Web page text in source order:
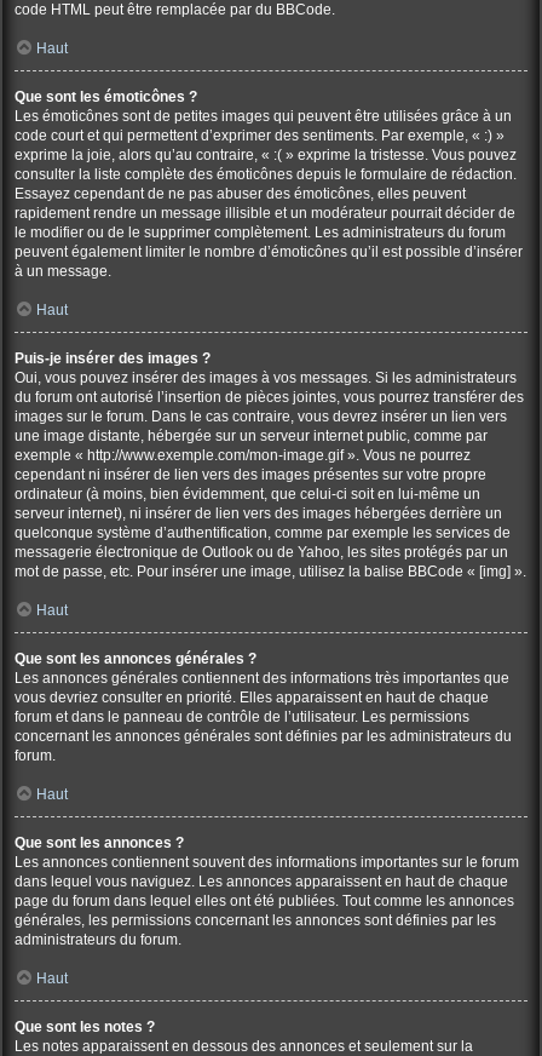
code HTML peut être remplacée par du BBCode.
Haut
Que sont les émoticônes ?
Les émoticônes sont de petites images qui peuvent être utilisées grâce à un
code court et qui permettent d’exprimer des sentiments. Par exemple, « :) »
exprime la joie, alors qu’au contraire, « :( » exprime la tristesse. Vous pouvez
consulter la liste complète des émoticônes depuis le formulaire de rédaction.
Essayez cependant de ne pas abuser des émoticônes, elles peuvent
rapidement rendre un message illisible et un modérateur pourrait décider de
le modifier ou de le supprimer complètement. Les administrateurs du forum
peuvent également limiter le nombre d’émoticônes qu’il est possible d’insérer
à un message.
Haut
Puis-je insérer des images ?
Oui, vous pouvez insérer des images à vos messages. Si les administrateurs
du forum ont autorisé l’insertion de pièces jointes, vous pourrez transférer des
images sur le forum. Dans le cas contraire, vous devrez insérer un lien vers
une image distante, hébergée sur un serveur internet public, comme par
exemple « http://www.exemple.com/mon-image.gif ». Vous ne pourrez
cependant ni insérer de lien vers des images présentes sur votre propre
ordinateur (à moins, bien évidemment, que celui-ci soit en lui-même un
serveur internet), ni insérer de lien vers des images hébergées derrière un
quelconque système d’authentification, comme par exemple les services de
messagerie électronique de Outlook ou de Yahoo, les sites protégés par un
mot de passe, etc. Pour insérer une image, utilisez la balise BBCode « [img] ».
Haut
Que sont les annonces générales ?
Les annonces générales contiennent des informations très importantes que
vous devriez consulter en priorité. Elles apparaissent en haut de chaque
forum et dans le panneau de contrôle de l’utilisateur. Les permissions
concernant les annonces générales sont définies par les administrateurs du
forum.
Haut
Que sont les annonces ?
Les annonces contiennent souvent des informations importantes sur le forum
dans lequel vous naviguez. Les annonces apparaissent en haut de chaque
page du forum dans lequel elles ont été publiées. Tout comme les annonces
générales, les permissions concernant les annonces sont définies par les
administrateurs du forum.
Haut
Que sont les notes ?
Les notes apparaissent en dessous des annonces et seulement sur la